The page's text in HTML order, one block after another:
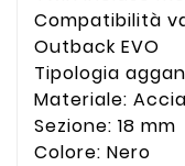
Compatibilità
Outback EVO
Tipologia
Materiale:
Sezione: 18 mm
Colore: Nero